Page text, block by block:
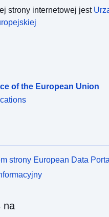
strony internetowej jest
of the European Union
strony European Data Portal
na